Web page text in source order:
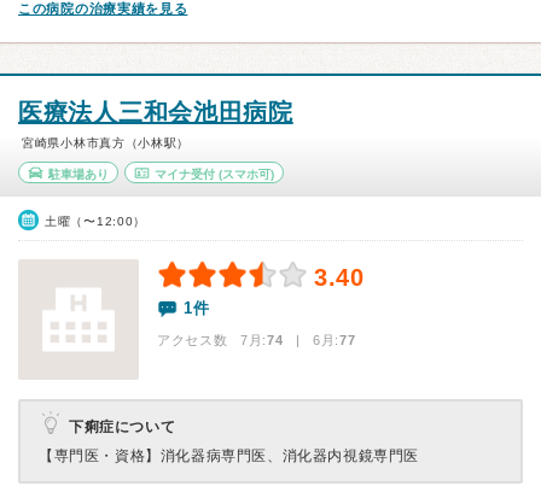
この病院の治療実績を見る
医療法人三和会池田病院
宮崎県小林市真方（小林駅）
駐車場あり マイナ受付(スマホ可)
土曜（〜12:00）
3.40
1件
アクセス数 7月:74 | 6月:77
下痢症について
【専門医・資格】 消化器病専門医、消化器内視鏡専門医